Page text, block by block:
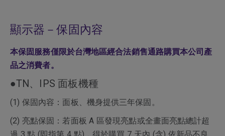
顯示器－保固內容
本保固服務僅限於台灣地區經合法銷售通路購買本公司產
品之消費者。
●TN、IPS 面板機種
(1) 保固內容：面板、機身提供三年保固。
(2) 亮點保固：若面板 A 區發現亮點或全畫面亮點總計超